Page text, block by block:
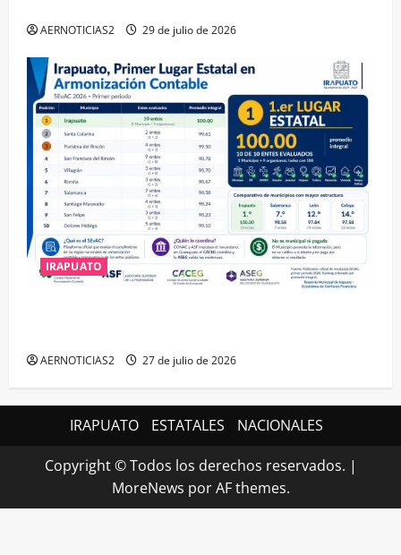
AERNOTICIAS2 29 de julio de 2026
IRAPUATO
AERNOTICIAS2 27 de julio de 2026
IRAPUATO ESTATALES NACIONALES
Copyright © Todos los derechos reservados. |
MoreNews por AF themes.